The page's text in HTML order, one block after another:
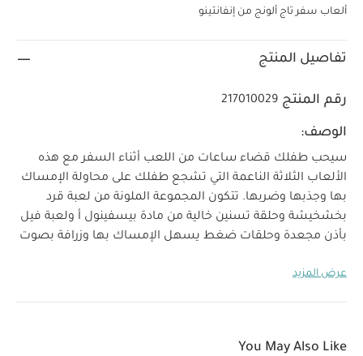
ألعاب سفر تاج ألونج من إنفانتينو
تفاصيل المنتج
رقم المنتج 217010029
الوصف:
سيحب طفلك قضاء ساعات من اللعب أثناء السفر مع هذه
الألعاب الثلاثة الناعمة التي تشجع طفلك على محاولة الإمساك
بها وجذبها وضربها. تتكون المجموعة الملونة من لعبة قرد
بخشخيشة وحلقة تسنين خالية من مادة بيسفينول أ ولعبة فيل
بأذن مجعدة وحلقات ضغط يسهل الإمساك بها وزرافة بصوت
في مقاعد السيارات وعربات الأطفال ومفارش الأنشطة.
تسنين
حلقة تسنين خالية من مادة بيسفينول أ
عرض المزيد
You May Also Like